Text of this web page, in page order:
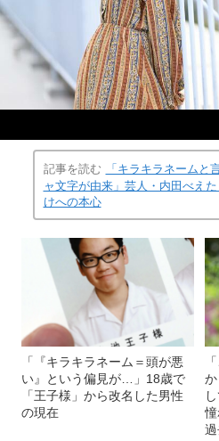
記事を読む
「キラキラネーム
ャ文字が由来」芸人・内田べえ
けへの本心
「『キラキラネーム＝頭が悪
い』という偏見が…」18歳で
「王子様」から改名した男性
の現在